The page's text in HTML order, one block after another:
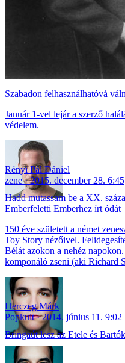
Szabadon felhasználhatóvá
Január 1-vel lejár a szerző
védelem.
Rényi Pál Dániel
zene
2015. december 28. 6:45
Hadd mutassam be a XX.
Emberfeletti Emberhez írt ódát
150 éve született a német
Toy Story nézőivel.
Bélát azokon a nehéz
komponáló zseni (aki Richard
Herczeg Márk
Popkult
2014. június 11. 9:02
Bringaút lesz az Etele és